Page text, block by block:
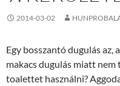
2014-03-02
Egy bosszantó dugulás az,
makacs dugulás miatt
toalettet használni?